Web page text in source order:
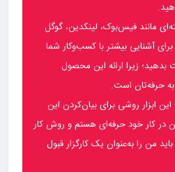
مانند فیس‌بوک، لینکدین، گوگل
برای آشنایی بیشتر با کسب‌وکار شما
بدهید؛ زیرا ارائه این محصول
حرفه‌تان است.
ابزار روشی برای بیان‌کردن این
کار خود حرفه‌ای هستم و روش کار
من را به‌عنوان یک کارگزار قبول